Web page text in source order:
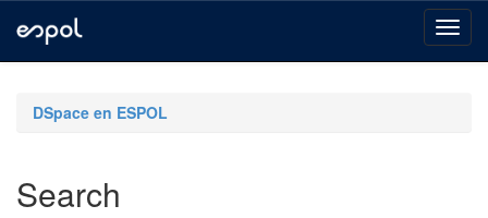
navigationDSpace en ESPOL
Search